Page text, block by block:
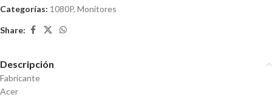
Categorías: 1080P, Monitores
Share:
Descripción
Fabricante
Acer